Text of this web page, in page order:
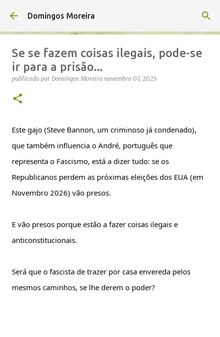
Avançar para o conteúdo principal
Domingos Moreira
Se se fazem coisas ilegais, pode-se
ir para a prisão...
publicado por Domingos Moreira novembro 07, 2025
Este gajo (Steve Bannon, um criminoso já condenado),
que também influencia o André, português que
representa o Fascismo, está a dizer tudo: se os
Republicanos perdem as próximas eleições dos EUA (em
Novembro 2026) vão presos.
E vão presos porque estão a fazer coisas ilegais e
anticonstitucionais.
Será que o fascista de trazer por casa envereda pelos
mesmos caminhos, se lhe derem o poder?